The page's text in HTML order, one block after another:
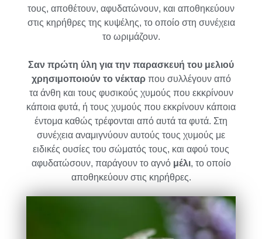
τους, αποθέτουν, αφυδατώνουν, και αποθηκεύουν
στις κηρήθρες της κυψέλης, το οποίο στη συνέχεια
το ωριμάζουν.
Σαν πρώτη ύλη για την παρασκευή του μελιού
χρησιμοποιούν το νέκταρπου συλλέγουν από
τα άνθη και τους φυσικούς χυμούς που εκκρίνουν
κάποια φυτά, ή τους χυμούς που εκκρίνουν κάποια
έντομα καθώς τρέφονται από αυτά τα φυτά. Στη
συνέχεια αναμιγνύουν αυτούς τους χυμούς με
ειδικές ουσίες του σώματός τους, και αφού τους
αφυδατώσουν, παράγουν το αγνό μέλι, το οποίο
αποθηκεύουν στις κηρήθρες.